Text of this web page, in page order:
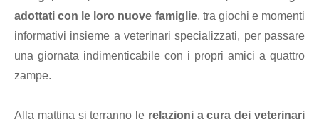
adottati con le loro nuove famiglie, tra giochi e momenti
informativi insieme a veterinari specializzati, per passare
una giornata indimenticabile con i propri amici a quattro
zampe.
Alla mattina si terranno le relazioni a cura dei veterinari